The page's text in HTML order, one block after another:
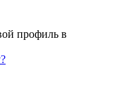
профиль в